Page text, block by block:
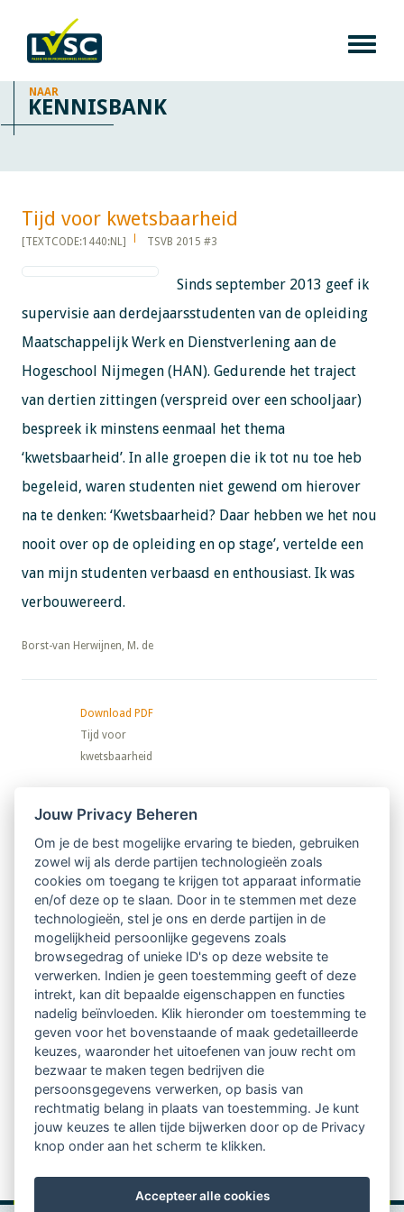
NAAR
KENNISBANK
Tijd voor kwetsbaarheid​​​​​​
[TEXTCODE:1440:NL] TSVB 2015 #3
Sinds september 2013 geef ik
supervisie aan derdejaarsstudenten van de opleiding
Maatschappelijk Werk en Dienstverlening aan de
Hogeschool Nijmegen (HAN). Gedurende het traject
van dertien zittingen (verspreid over een schooljaar)
bespreek ik minstens eenmaal het thema
‘kwetsbaarheid’. In alle groepen die ik tot nu toe heb
begeleid, waren studenten niet gewend om hierover
na te denken: ‘Kwetsbaarheid? Daar hebben we het nou
nooit over op de opleiding en op stage’, vertelde een
van mijn studenten verbaasd en enthousiast. Ik was
verbouwereerd.
​​​​​​​Borst-van Herwijnen, M. de
Download PDF
Tijd voor
kwetsbaarheid
Nieuwsbrief
Ontvang 10 x per jaar de LVSC-
relatienieuwsbrief met o.a.:
vrij toegankelijke TsvB-artikelen
nieuws op het vlak van professioneel
begeleiden
informatie over LVSC-activiteiten
Aanmelden nieuwsbrief
Jouw Privacy Beheren
Om je de best mogelijke ervaring te bieden, gebruiken
zowel wij als derde partijen technologieën zoals
cookies om toegang te krijgen tot apparaat informatie
en/of deze op te slaan. Door in te stemmen met deze
technologieën, stel je ons en derde partijen in de
mogelijkheid persoonlijke gegevens zoals
browsegedrag of unieke ID's op deze website te
verwerken. Indien je geen toestemming geeft of deze
intrekt, kan dit bepaalde eigenschappen en functies
nadelig beïnvloeden. Klik hieronder om toestemming te
geven voor het bovenstaande of maak gedetailleerde
keuzes, waaronder het uitoefenen van jouw recht om
bezwaar te maken tegen bedrijven die
persoonsgegevens verwerken, op basis van
rechtmatig belang in plaats van toestemming. Je kunt
jouw keuzes te allen tijde bijwerken door op de Privacy
knop onder aan het scherm te klikken.
Accepteer alle cookies